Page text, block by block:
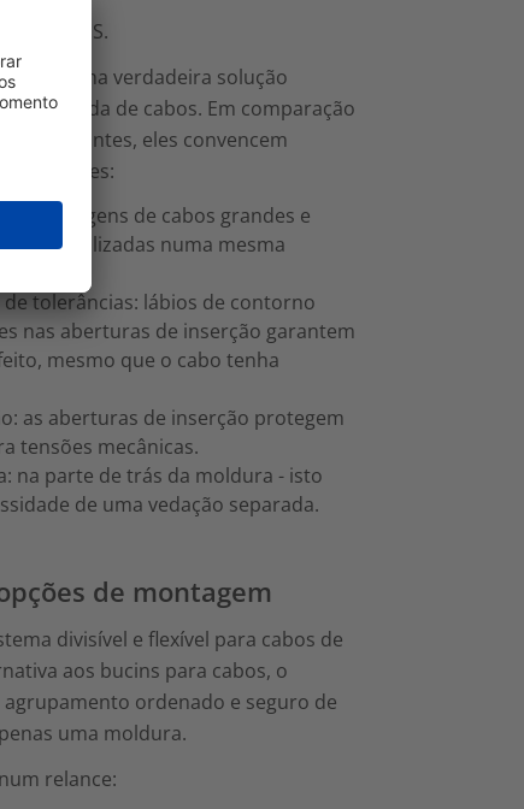
com RoHS.
são uma verdadeira solução
entrada de cabos. Em comparação
semelhantes, eles convencem
seguintes:
passagens de cabos grandes e
ser utilizadas numa mesma
de tolerâncias: lábios de contorno
nas aberturas de inserção garantem
mesmo que o cabo tenha
as aberturas de inserção protegem
tensões mecânicas.
na parte de trás da moldura - isto
de uma vedação separada.
de montagem
divisível e flexível para cabos de
aos bucins para cabos, o
ordenado e seguro de
uma moldura.
relance: